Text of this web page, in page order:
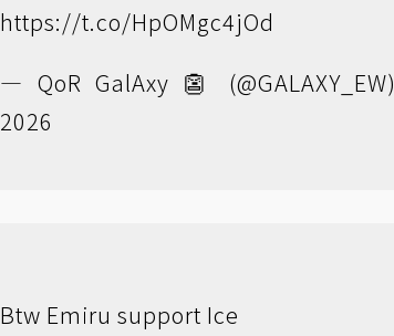
https://t.co/HpOMgc4jOd
— QoR GalAxy 👺 (@GALAXY_EW)
2026
Btw Emiru support Ice